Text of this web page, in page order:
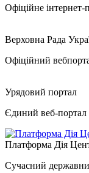
Офіційне
Верховна Рада
Офіційний
Урядовий портал
Єдиний веб-портал
Платформа Дія
Сучасний